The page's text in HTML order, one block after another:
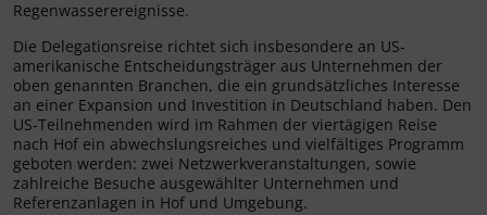
Regenwasserereignisse.
Die Delegationsreise richtet sich insbesondere an US-
amerikanische Entscheidungsträger aus Unternehmen der
oben genannten Branchen, die ein grundsätzliches Interesse
an einer Expansion und Investition in Deutschland haben. Den
US-Teilnehmenden wird im Rahmen der viertägigen Reise
nach Hof ein abwechslungsreiches und vielfältiges Programm
geboten werden: zwei Netzwerkveranstaltungen, sowie
zahlreiche Besuche ausgewählter Unternehmen und
Referenzanlagen in Hof und Umgebung.